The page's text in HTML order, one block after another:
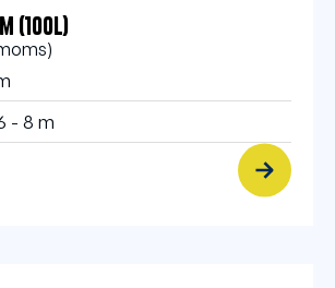
(100l)
- 8 m